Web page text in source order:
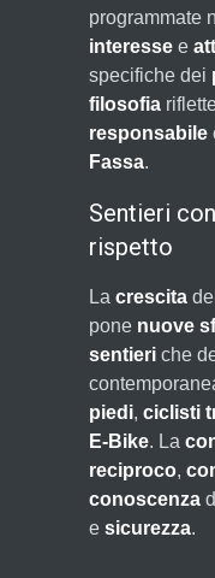
programmate
interesse e
specifiche dei
filosofia
responsabile
Fassa.
Sentieri
rispetto
La crescita del
pone nuove
sentieri che
piedi, ciclisti
E-Bike. La
reciproco,
conoscenza
e sicurezza.